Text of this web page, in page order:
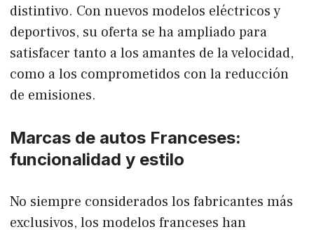
distintivo. Con nuevos modelos eléctricos y
deportivos, su oferta se ha ampliado para
satisfacer tanto a los amantes de la velocidad,
como a los comprometidos con la reducción
de emisiones.
Marcas de autos Franceses:
funcionalidad y estilo
No siempre considerados los fabricantes más
exclusivos, los modelos franceses han